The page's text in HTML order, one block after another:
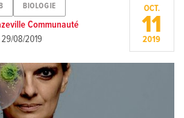
BIOLOGIE
Communauté
29/08/2019
OCT.
11
2019